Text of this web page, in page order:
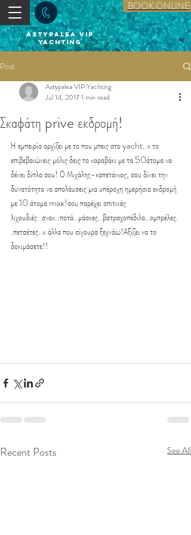
BOOK ONLINE
astypalea vip
yachting
Post
Σκαφάτη prive εκδρομή!
Astypalea VIP Yachting
Jul 14, 20171 min read
Η εμπειρία αρχίζει με το που μπεις στο yacht..κ το
επιβεβαιώνεις μόλις δεις το καραβάκι με τα 50άτομα να
δένει δίπλα σου! Ο Μιχάλης-καπετάνιος, σου δίνει την
δυνατότητα να απολάυσεις μια υπέροχη ημερήσια εκδρομή
με 10 άτομα max!σου παρέχει σπιτικές
λιχουδιές..σνακ..ποτά..μάσκες..βατραχοπέδιλα..ομπρέλες.
.πετσέτες..κ άλλα που σίγουρα ξεχνάω!Αξίζει να το
δοκιμάσετε!!
Recent Posts See All